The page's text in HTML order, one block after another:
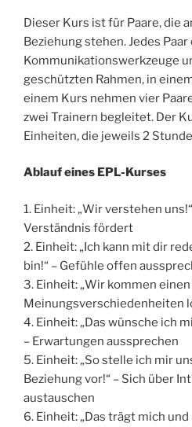
Dieser Kurs ist für Paare, die
Beziehung stehen. Jedes
Kommunikationswerkzeuge
geschützten Rahmen, in
einem Kurs nehmen vier
zwei Trainern begleitet. Der
Einheiten, die jeweils 2
Ablauf eines EPL-Kurses
1. Einheit: „Wir verstehen
Verständnis fördert
2. Einheit: „Ich kann mit dir
bin!“ – Gefühle offen
3. Einheit: „Wir kommen
Meinungsverschiedenheiten
4. Einheit: „Das wünsche ich
– Erwartungen aussprechen
5. Einheit: „So stelle ich mir
Beziehung vor!“ – Sich über
austauschen
6. Einheit: „Das trägt mich und